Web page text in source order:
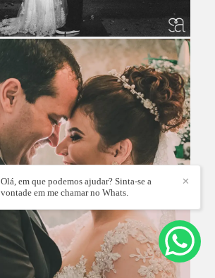
✕
Olá, em que podemos ajudar? Sinta-se a
vontade em me chamar no Whats.